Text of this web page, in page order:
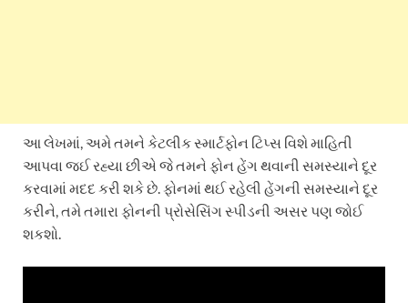
આ લેખમાં, અમે તમને કેટલીક સ્માર્ટફોન ટિપ્સ વિશે માહિતી
આપવા જઈ રહ્યા છીએ જે તમને ફોન હેંગ થવાની સમસ્યાને દૂર
કરવામાં મદદ કરી શકે છે. ફોનમાં થઈ રહેલી હેંગની સમસ્યાને દૂર
કરીને, તમે તમારા ફોનની પ્રોસેસિંગ સ્પીડની અસર પણ જોઈ
શકશો.